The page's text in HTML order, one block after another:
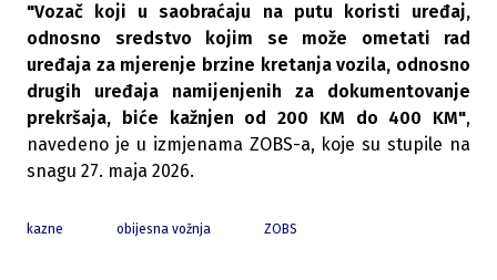
"Vozač koji u saobraćaju na putu koristi uređaj,
odnosno sredstvo kojim se može ometati rad
uređaja za mjerenje brzine kretanja vozila, odnosno
drugih uređaja namijenjenih za dokumentovanje
prekršaja, biće kažnjen od 200 KM do 400 KM",
navedeno je u izmjenama ZOBS-a, koje su stupile na
snagu 27. maja 2026.
kazne obijesna vožnja ZOBS